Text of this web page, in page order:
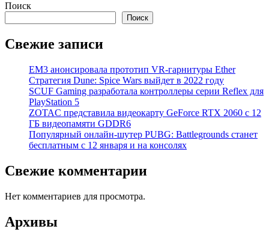
Поиск
Поиск
Свежие записи
EM3 анонсировала прототип VR-гарнитуры Ether
Стратегия Dune: Spice Wars выйдет в 2022 году
SCUF Gaming разработала контроллеры серии Reflex для
PlayStation 5
ZOTAC представила видеокарту GeForce RTX 2060 с 12
ГБ видеопамяти GDDR6
Популярный онлайн-шутер PUBG: Battlegrounds станет
бесплатным с 12 января и на консолях
Свежие комментарии
Нет комментариев для просмотра.
Архивы